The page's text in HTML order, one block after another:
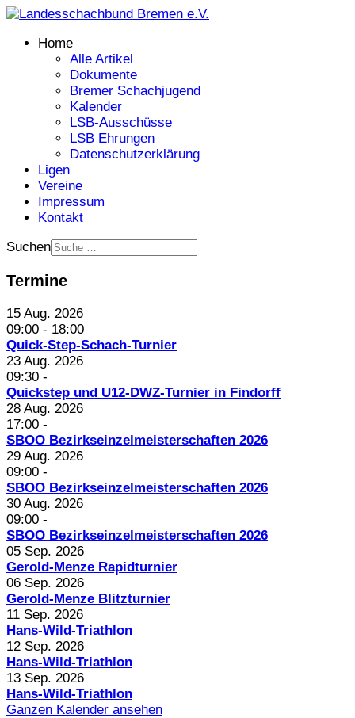
Home
Alle Artikel
Dokumente
Bremer Schachjugend
Kalender
LSB-Ausschüsse
LSB Ehrungen
Datenschutzerklärung
Ligen
Vereine
Impressum
Kontakt
Suchen
Termine
15 Aug. 2026
09:00 - 18:00
Quick-Step-Schach-Turnier
23 Aug. 2026
09:30 -
Quickstep und U12-DWZ-Turnier in Findorff
28 Aug. 2026
17:00 -
SBOO Bezirkseinzelmeisterschaften 2026
29 Aug. 2026
09:00 -
SBOO Bezirkseinzelmeisterschaften 2026
30 Aug. 2026
09:00 -
SBOO Bezirkseinzelmeisterschaften 2026
05 Sep. 2026
Gerold-Menze Rapidturnier
06 Sep. 2026
Gerold-Menze Blitzturnier
11 Sep. 2026
Hans-Wild-Triathlon
12 Sep. 2026
Hans-Wild-Triathlon
13 Sep. 2026
Hans-Wild-Triathlon
Ganzen Kalender ansehen